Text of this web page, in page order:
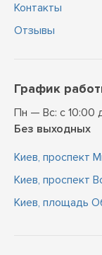
Контакты
Отзывы
График
Пн — Вс: с 10:00
Без выходных
Киев, проспект
Киев, проспект
Киев, площадь